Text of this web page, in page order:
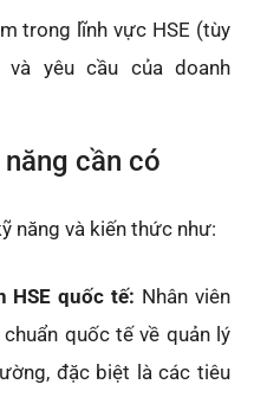
trong lĩnh vực HSE (tùy
yêu cầu của doanh
cần có
năng và kiến thức như:
HSE quốc tế: Nhân viên
quốc tế về quản lý
đặc biệt là các tiêu